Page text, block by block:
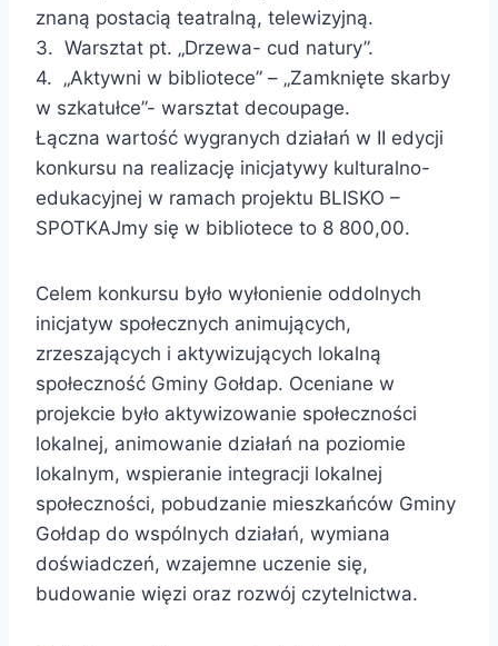
znaną postacią teatralną, telewizyjną.
3. Warsztat pt. „Drzewa- cud natury”.
4. „Aktywni w bibliotece” – „Zamknięte skarby
w szkatułce”- warsztat decoupage.
Łączna wartość wygranych działań w II edycji
konkursu na realizację inicjatywy kulturalno-
edukacyjnej w ramach projektu BLISKO –
SPOTKAJmy się w bibliotece to 8 800,00.
Celem konkursu było wyłonienie oddolnych
inicjatyw społecznych animujących,
zrzeszających i aktywizujących lokalną
społeczność Gminy Gołdap. Oceniane w
projekcie było aktywizowanie społeczności
lokalnej, animowanie działań na poziomie
lokalnym, wspieranie integracji lokalnej
społeczności, pobudzanie mieszkańców Gminy
Gołdap do wspólnych działań, wymiana
doświadczeń, wzajemne uczenie się,
budowanie więzi oraz rozwój czytelnictwa.